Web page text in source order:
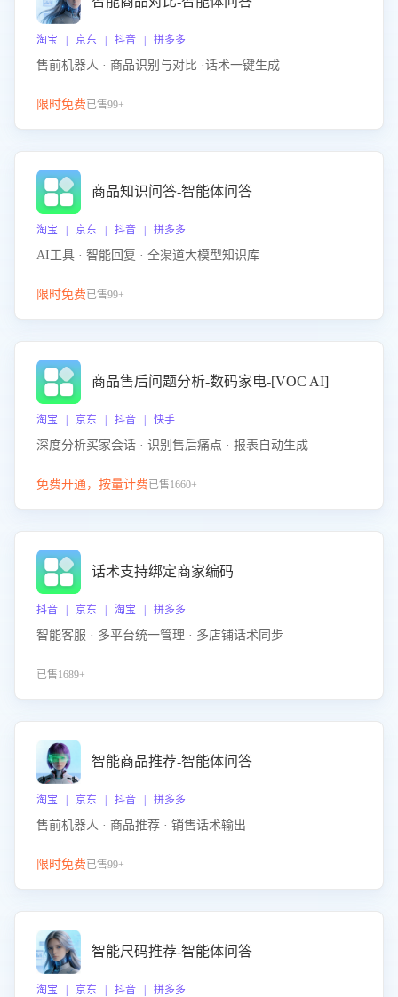
淘宝 | 京东 | 抖音 | 拼多多
售前机器人 · 商品识别与对比 ·话术一键生成
限时免费已售99+
商品知识问答-智能体问答
淘宝 | 京东 | 抖音 | 拼多多
AI工具 · 智能回复 · 全渠道大模型知识库
限时免费已售99+
商品售后问题分析-数码家电-[VOC AI]
淘宝 | 京东 | 抖音 | 快手
深度分析买家会话 · 识别售后痛点 · 报表自动生成
免费开通，按量计费已售1660+
话术支持绑定商家编码
抖音 | 京东 | 淘宝 | 拼多多
智能客服 · 多平台统一管理 · 多店铺话术同步
已售1689+
智能商品推荐-智能体问答
淘宝 | 京东 | 抖音 | 拼多多
售前机器人 · 商品推荐 · 销售话术输出
限时免费已售99+
智能尺码推荐-智能体问答
淘宝 | 京东 | 抖音 | 拼多多